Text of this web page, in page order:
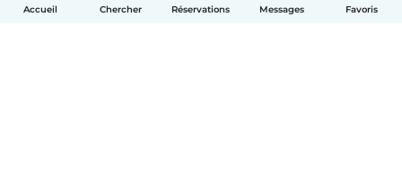
Accueil Chercher Réservations Messages Favoris